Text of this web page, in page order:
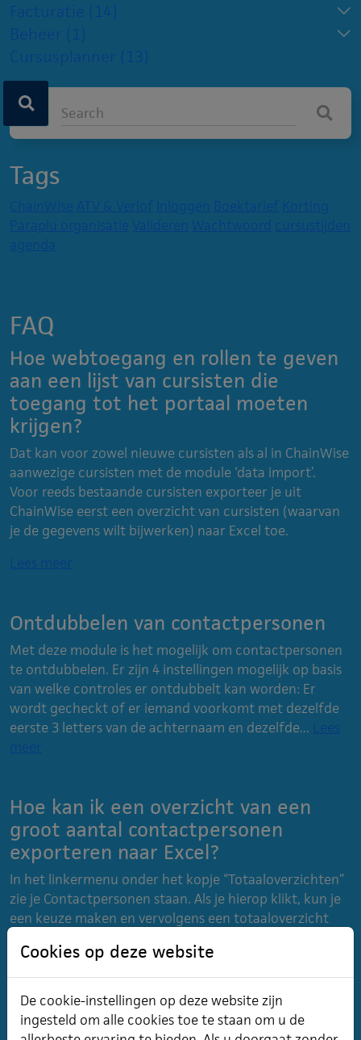
Facturatie (14)
Beheer (1)
Cursusplanner (13)
Tags
ChainWise ATV & Verlof Inloggen Boektarief Korting
Paraplu organisatie Valideren Wachtwoord
cursustijden
agenda
FAQ
Hoe webtoegang en rollen te geven
aan een lijst van cursisten die
toegang tot het portaal moeten
krijgen?
Dat kan voor zowel nieuwe cursisten als al in ChainWise
aanwezige cursisten met de module ‘data import’.
Voor reeds bestaande cursisten exporteer je uit
ChainWise eerst een overzicht van cursisten (waarvan
je de gegevens wilt bijwerken) naar Excel toe.
Lees meer
Ontdubbelen van contactpersonen
Met deze module is het mogelijk om contactpersonen
te ontdubbelen. Er zijn 4 instellingen mogelijk op basis
van welke controles er ontdubbelt kan worden: Er
wordt gecheckt of er iemand voorkomt met dezelfde
eerste 3 letters van de achternaam en dezelfde... Lees
meer
Hoe kan ik een overzicht van een
groot aantal contactpersonen
exporteren naar Excel?
In het linkermenu onder het kopje “Totaaloverzichten”
zie je Contactpersonen staan. Als je hierop klikt, kun je
een keuze maken en vervolgens een totaaloverzicht
worden. Dit kan even duren, omdat er een script...
meer
Cookies op deze website
De cookie-instellingen op deze website zijn
ingesteld om alle cookies toe te staan om u de